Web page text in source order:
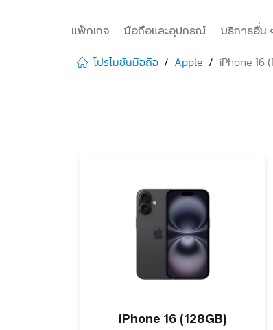
แพ็กเกจ มือถือและอุปกรณ์ บริการอื่น
โปรโมชันมือถือ Apple iPhone 16
iPhone 16 (128GB)